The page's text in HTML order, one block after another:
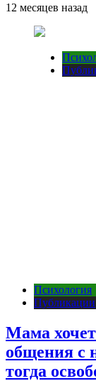
12 месяцев назад
Психология
Публикации
Мама
общения с
тогда